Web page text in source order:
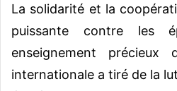
La solidarité et la
puissante contre les
enseignement précieux
internationale a tiré de la